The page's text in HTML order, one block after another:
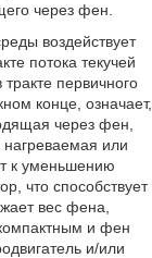
через фен.
воздействует
потока текучей
первичного
конце, означает,
через фен,
нагреваемая или
к уменьшению
что способствует
вес фена,
и фен
и/или